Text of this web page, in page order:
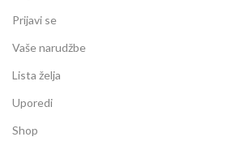
Prijavi se
Vaše narudžbe
Lista želja
Uporedi
Shop